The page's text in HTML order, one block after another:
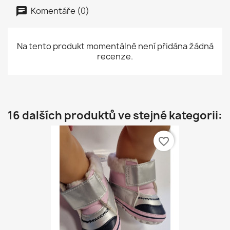
Komentáře (0)
Na tento produkt momentálně není přidána žádná
recenze.
16 dalších produktů ve stejné kategorii:
favorite_border